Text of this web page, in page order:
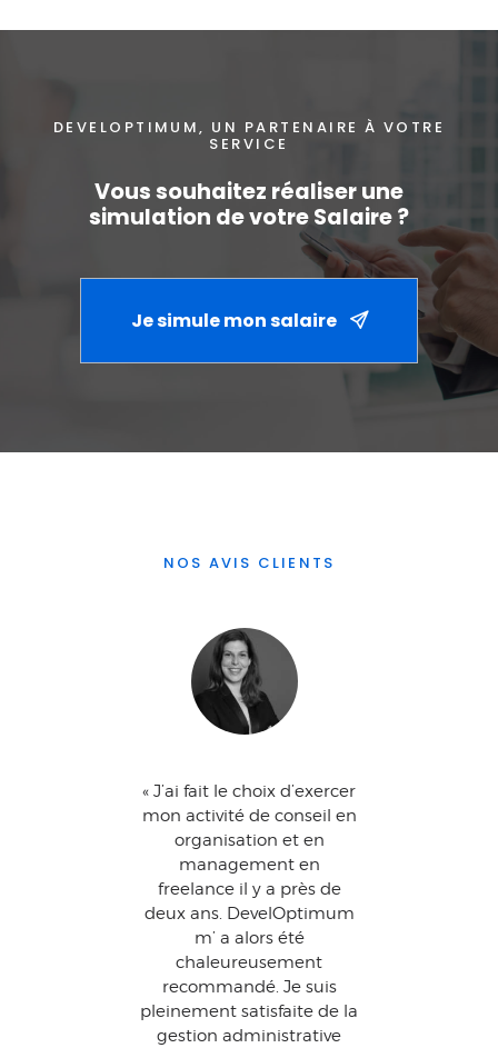
DEVELOPTIMUM, UN PARTENAIRE À VOTRE
SERVICE
Vous souhaitez réaliserune
simulation de votre Salaire ?
Je simule mon salaire
NOS AVIS CLIENTS
« J’ai fait le choix d’exercer
mon activité de conseil en
organisation et en
management en
freelance il y a près de
deux ans. DevelOptimum
m’ a alors été
chaleureusement
recommandé. Je suis
pleinement satisfaite de la
gestion administrative